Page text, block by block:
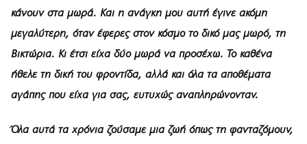
κάνουν στα μωρά. Και η ανάγκη μου αυτή έγινε ακόμη
μεγαλύτερη, όταν έφερες στον κόσμο το δικό μας μωρό, τη
Βικτώρια. Κι έτσι είχα δύο μωρά να προσέχω. Το καθένα
ήθελε τη δική του φροντίδα, αλλά και όλα τα αποθέματα
αγάπης που είχα για σας, ευτυχώς αναπληρώνονταν.
Όλα αυτά τα χρόνια ζούσαμε μια ζωή όπως τη φανταζόμουν,